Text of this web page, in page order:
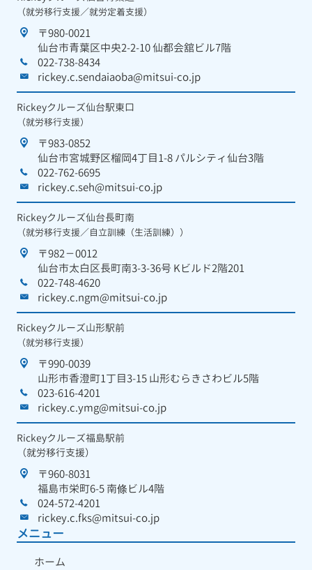
（就労移行支援／就労定着支援）
〒980-0021
仙台市青葉区中央2-2-10 仙都会舘ビル7階
022-738-8434
rickey.c.sendaiaoba@mitsui-co.jp
Rickeyクルーズ仙台駅東口
（就労移行支援）
〒983-0852
仙台市宮城野区榴岡4丁目1-8 パルシティ仙台3階
022-762-6695
rickey.c.seh@mitsui-co.jp
Rickeyクルーズ仙台長町南
（就労移行支援／自立訓練（生活訓練））
〒982－0012
仙台市太白区長町南3-3-36号 Kビルド2階201
022-748-4620
rickey.c.ngm@mitsui-co.jp
Rickeyクルーズ山形駅前
（就労移行支援）
〒990-0039
山形市香澄町1丁目3-15 山形むらきさわビル5階
023-616-4201
rickey.c.ymg@mitsui-co.jp
Rickeyクルーズ福島駅前
（就労移行支援）
〒960-8031
福島市栄町6-5 南條ビル4階
024-572-4201
rickey.c.fks@mitsui-co.jp
メニュー
ホーム